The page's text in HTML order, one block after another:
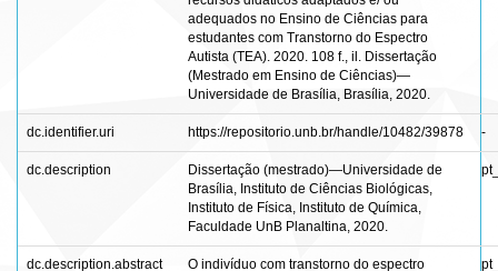
adequados no Ensino de Ciências para
estudantes com Transtorno do Espectro
Autista (TEA). 2020. 108 f., il. Dissertação
(Mestrado em Ensino de Ciências)—
Universidade de Brasília, Brasília, 2020.
dc.identifier.uri https://repositorio.unb.br/handle/10482/39878 -
dc.description
Dissertação (mestrado)—Universidade de
Brasília, Instituto de Ciências Biológicas,
Instituto de Física, Instituto de Química,
Faculdade UnB Planaltina, 2020.
dc.description.abstract
O indivíduo com transtorno do espectro